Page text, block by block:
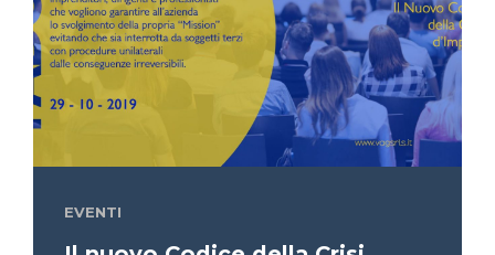
EVENTI